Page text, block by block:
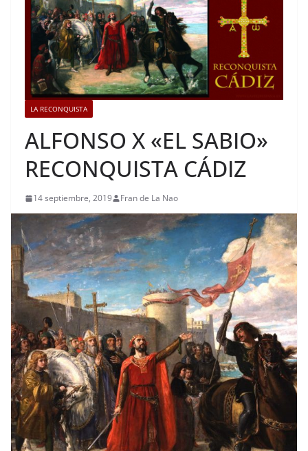
LA RECONQUISTA
ALFONSO X «EL SABIO»
RECONQUISTA CÁDIZ
14 septiembre, 2019 Fran de La Nao